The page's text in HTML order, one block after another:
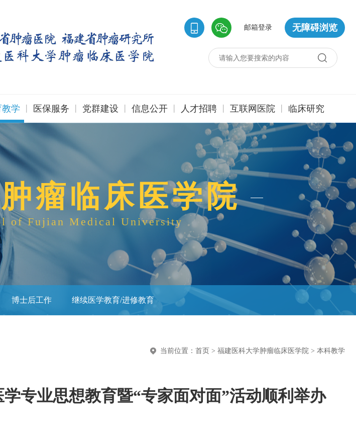
无障碍浏览
邮箱登录
学 | 医保服务 | 党群建设 | 信息公开 | 人才招聘 | 互联网医院 | 临床研究
瘤临床医学院
of Fujian Medical University
博士后工作 继续医学教育/进修教育
当前位置： 首页 > 福建医科大学肿瘤临床医学院 > 本科教学
专业思想教育暨“专家面对面”活动顺利举办